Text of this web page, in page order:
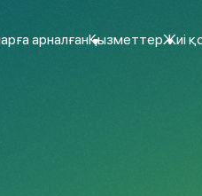
арналғанҚызметтерЖиі